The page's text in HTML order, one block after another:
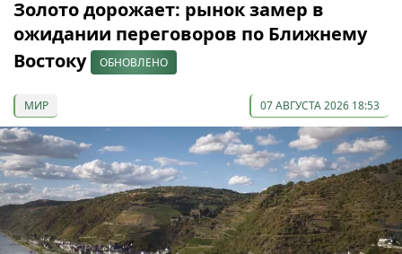
Золото дорожает: рынок замер в
ожидании переговоров по Ближнему
Востоку
ОБНОВЛЕНО
МИР 07 АВГУСТА 2026 18:53